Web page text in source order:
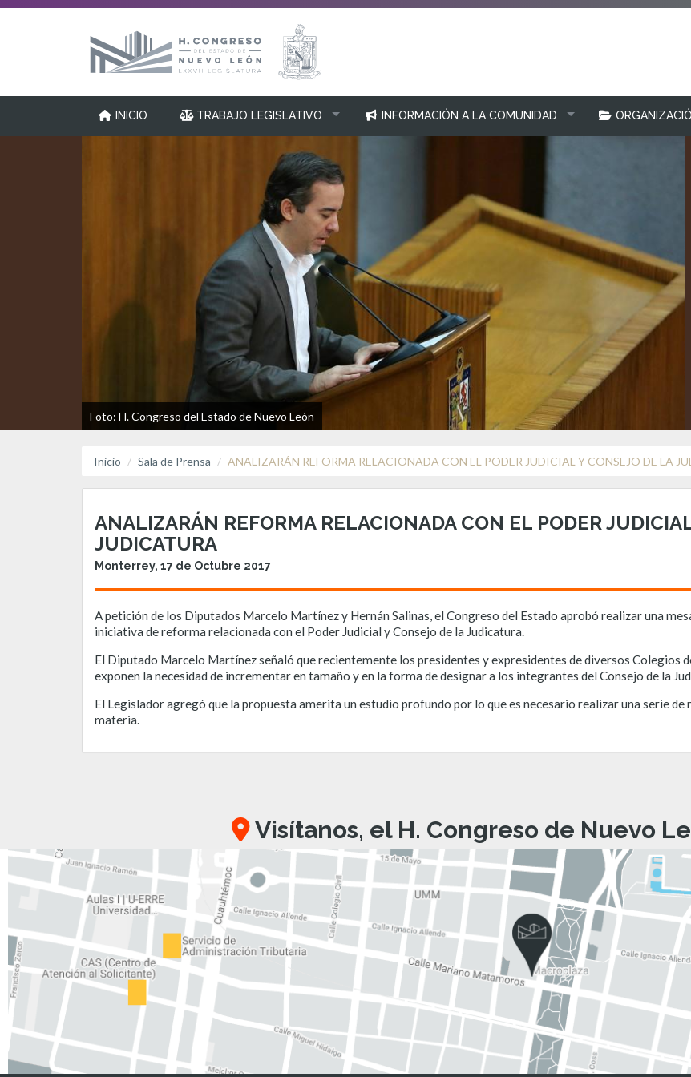
INICIO TRABAJO LEGISLATIVO INFORMACIÓN A LA COMUNIDAD
Foto: H. Congreso del Estado de Nuevo León
Inicio Sala de Prensa ANALIZARÁN REFORMA RELACIONADA CON EL PODER JUDICIAL Y CONSEJO DE LA
ANALIZARÁN REFORMA RELACIONADA CON EL PODER
JUDICATURA
Monterrey, 17 de Octubre 2017
A petición de los Diputados Marcelo Martínez y Hernán Salinas, el Congreso del Estado aprobó realizar una
iniciativa de reforma relacionada con el Poder Judicial y Consejo de la Judicatura.
El Diputado Marcelo Martínez señaló que recientemente los presidentes y expresidentes de diversos Colegios
exponen la necesidad de incrementar en tamaño y en la forma de designar a los integrantes del Consejo de la
El Legislador agregó que la propuesta amerita un estudio profundo por lo que es necesario realizar una serie
materia.
Visítanos, el H. Congreso de Nuevo